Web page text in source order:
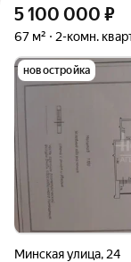
5 100 000 ₽
67 м² 2-комн.
новостройка
Минская улица, 24